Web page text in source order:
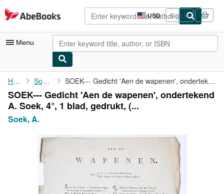
Skip to main content
AbeBooks.com USD
Site
shopping
preferences
Sign in
Menu
My Account
My Purchases
Advanced Search
Browse Collections
Rare Books
Art & Collectibles
Textbooks
Home Soek, A. SOEK--- Gedicht 'Aen de wapenen', ondertekend A. Soek, 4°, 1 ...
SOEK--- Gedicht 'Aen de wapenen', ondertekend
A. Soek, 4°, 1 blad, gedrukt, (...
Soek, A.